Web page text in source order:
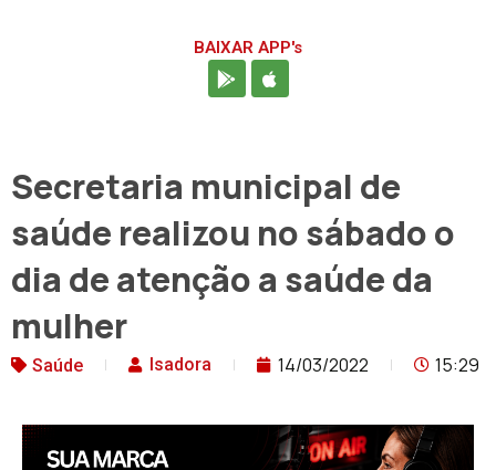
BAIXAR APP's
Secretaria municipal de
saúde realizou no sábado o
dia de atenção a saúde da
mulher
Saúde Isadora 14/03/2022 15:29